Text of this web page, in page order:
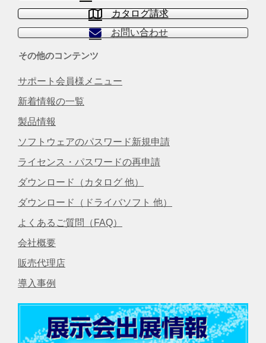
カタログ請求
お問い合わせ
その他のコンテンツ
サポート会員様メニュー
新着情報の一覧
製品情報
ソフトウェアのパスワード新規申請
ライセンス・パスワードの再申請
ダウンロード（カタログ 他）
ダウンロード（ドライバソフト 他）
よくあるご質問（FAQ）
会社概要
販売代理店
導入事例